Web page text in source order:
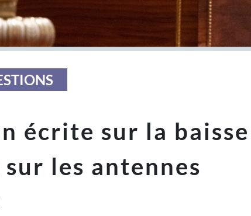
écrite sur la baisse
sur les antennes